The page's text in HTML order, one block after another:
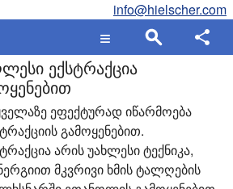
info@hielscher.com
ექსტრაქცია
ეფექტურად იწარმოება
გამოყენებით.
არის უახლესი ტექნიკა,
მკვრივი ხმის ტალღების